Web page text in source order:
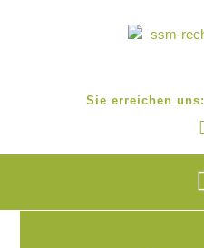
Sie erreichen uns: